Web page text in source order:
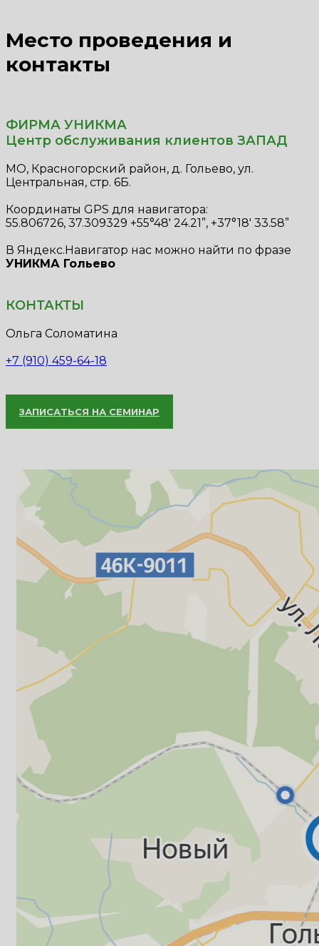
Место проведения и
контакты
ФИРМА УНИКМА
Центр обслуживания клиентов ЗАПАД
МО, Красногорский район, д. Гольево, ул.
Центральная, стр. 6Б.
Координаты GPS для навигатора:
55.806726, 37.309329 +55°48' 24.21”, +37°18' 33.58”
В Яндекс.Навигатор нас можно найти по фразе
УНИКМА Гольево
КОНТАКТЫ
Ольга Соломатина
+7 (910) 459-64-18
ЗАПИСАТЬСЯ НА СЕМИНАР